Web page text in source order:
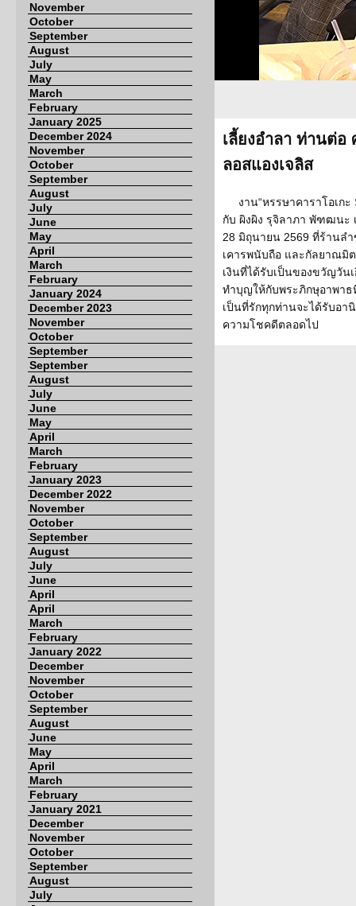
November
October
September
August
July
May
March
February
January 2025
December 2024
November
October
September
August
July
June
May
April
March
February
January 2024
December 2023
November
October
September
September
August
July
June
May
April
March
February
January 2023
December 2022
November
October
September
August
July
June
April
April
March
February
January 2022
December
November
October
September
August
June
May
April
March
February
January 2021
December
November
October
September
August
July
เลี้ยงอำลา ท่านต่
ลอสแองเจลิส
งาน“หรรษาคาราโอเก
กับ ผิงผิง รุจิลาภา พัฑฒนะ
28 มิถุนายน 2569 ที่ร้านล
เคารพนับถือ และกัลยาณมิ
เงินที่ได้รับเป็นของขวัญวัน
ทำบุญให้กับพระภิกษุอาพาธ
เป็นที่รักทุกท่านจะได้รับอ
ความโชคดีตลอดไป